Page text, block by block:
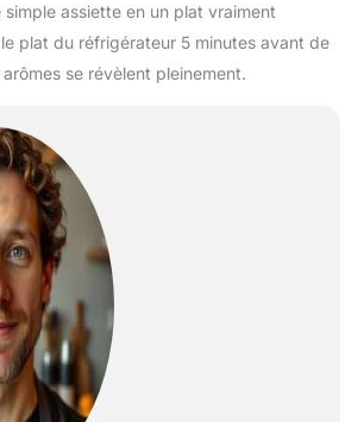
assiette en un plat vraiment
plat du réfrigérateur 5 minutes avant de
se révèlent pleinement.